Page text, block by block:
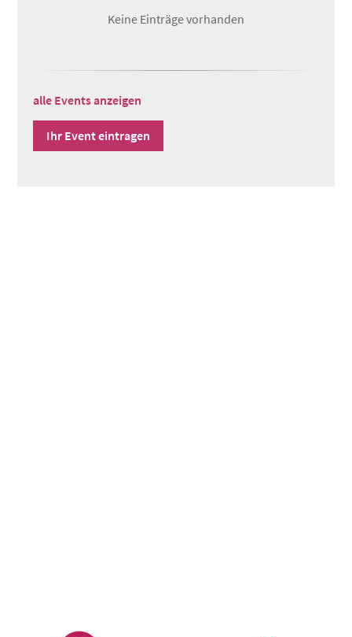
Keine Einträge vorhanden
alle Events anzeigen
Ihr Event eintragen